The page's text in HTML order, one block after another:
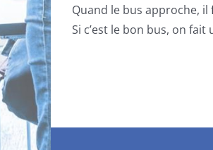
Quand le bus approche,
Si c’est le bon bus, on